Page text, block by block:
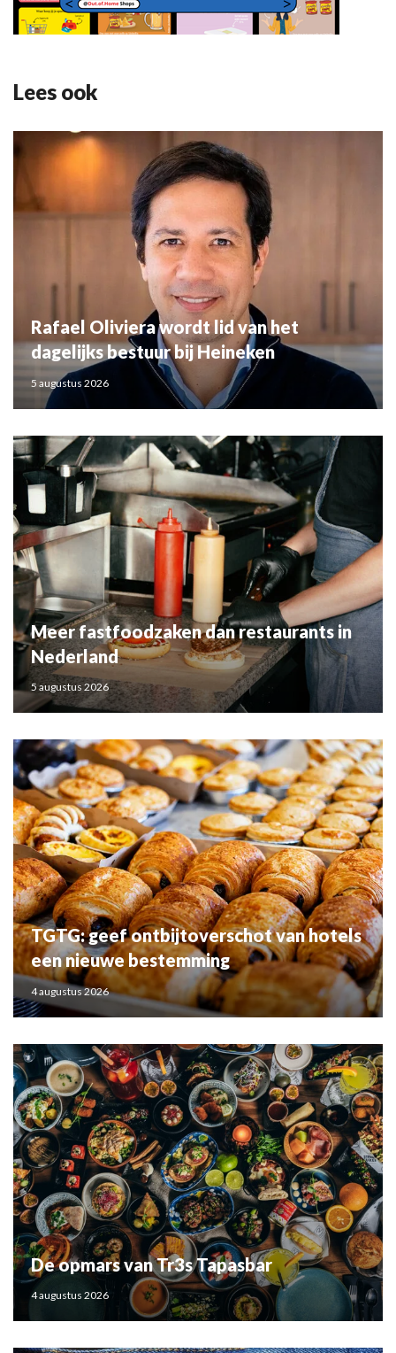
Lees ook
Rafael Oliviera wordt lid van het
dagelijks bestuur bij Heineken
5 augustus 2026
Meer fastfoodzaken dan restaurants in
Nederland
5 augustus 2026
TGTG: geef ontbijtoverschot van hotels
een nieuwe bestemming
4 augustus 2026
De opmars van Tr3s Tapasbar
4 augustus 2026